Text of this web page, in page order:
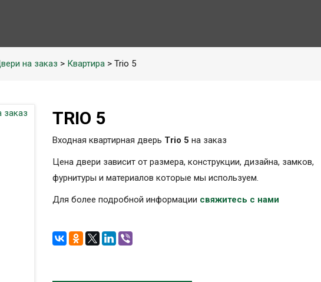
на заказ > Квартира > Trio 5
TRIO 5
Входная квартирная дверь Trio 5 на заказ
Цена двери зависит от размера, конструкции, дизайна, замков,
фурнитуры и материалов которые мы используем.
Для более подробной информации свяжитесь с нами